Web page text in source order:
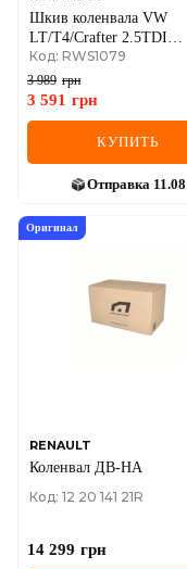
SSANGYONG
SUBARU
SUZUKI
TESLA
TOYOTA
Шкив коленвала VW
LT/T4/Crafter 2.5TDI
(ROTWEISS)
Код: RWS1079
3 989 грн
3 591 грн
КУПИТЬ
Отправка 11.08
Оригинал
RENAULT
Коленвал ДВ-НА
Код: 12 20 141 21R
14 299 грн